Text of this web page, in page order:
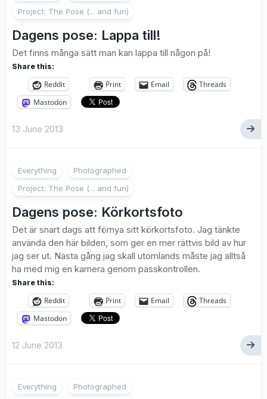
Project: The Pose (... and fun)
Dagens pose: Lappa till!
Det finns många sätt man kan lappa till någon på!
Share this:
Reddit Print Email
Threads
Mastodon
13 June 2013
Everything
Photographed
Project: The Pose (... and fun)
Dagens pose: Körkortsfoto
Det är snart dags att förnya sitt körkortsfoto. Jag tänkte
använda den här bilden, som ger en mer rättvis bild av hur
jag ser ut. Nästa gång jag skall utomlands måste jag alltså
ha med mig en kamera genom passkontrollen.
Share this:
Reddit Print Email
Threads
Mastodon
12 June 2013
Everything
Photographed